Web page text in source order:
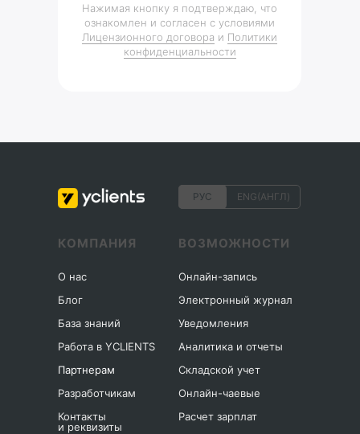
Нажимая кнопку я подтверждаю, что
ознакомлен и согласен с условиями
Лицензионного договора и Политики
конфиденциальности
КОМПАНИЯ ВОЗМОЖНОСТИ
Онлайн-запись
Электронный журнал
Уведомления
Аналитика и отчеты
Складской учет
Расчет зарплат
Онлайн-чаевые
О нас
Блог
База знаний
Работа в YCLIENTS
Разработчикам
Контакты
и реквизиты
Партнерам
РУС ENG(АНГЛ)